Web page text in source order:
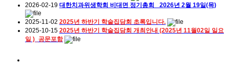
2026-02-19 대한치과위생학회 비대면 정기총회_ 2026년 2월 19일(목)
2025-11-02 2025년 하반기 학술집담회 초록입니다.
2025-10-15 2025년 하반기 학술집담회 개최안내 (2025년 11월02일 일요
일 )_공문포함